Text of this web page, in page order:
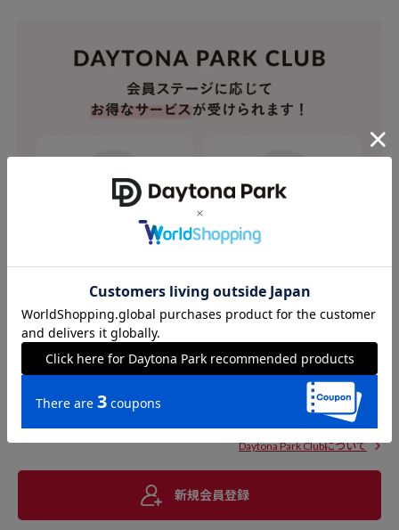
Daytona Park Clubについて
新規会員登録